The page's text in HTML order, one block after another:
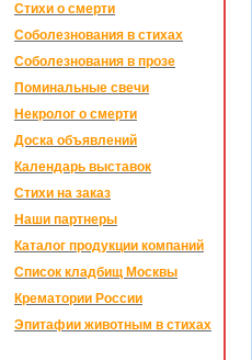
Стихи о смерти
Соболезнования в стихах
Соболезнования в прозе
Поминальные свечи
Некролог о смерти
Доска объявлений
Календарь выставок
Стихи на заказ
Наши партнеры
Каталог продукции компаний
Список кладбищ Москвы
Крематории России
Эпитафии животным в стихах